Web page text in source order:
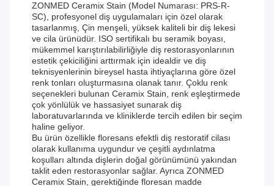
ZONMED Ceramix Stain (Model Numarası: PRS-R-
SC), profesyonel diş uygulamaları için özel olarak
tasarlanmış, Çin menşeli, yüksek kaliteli bir diş lekesi
ve cila ürünüdür. ISO sertifikalı bu seramik boyası,
mükemmel karıştırılabilirliğiyle diş restorasyonlarının
estetik çekiciliğini arttırmak için idealdir ve diş
teknisyenlerinin bireysel hasta ihtiyaçlarına göre özel
renk tonları oluşturmasına olanak tanır. Çoklu renk
seçenekleri bulunan Ceramix Stain, renk eşleştirmede
çok yönlülük ve hassasiyet sunarak diş
laboratuvarlarında ve kliniklerde tercih edilen bir seçim
haline geliyor.
Bu ürün özellikle floresans efektli diş restoratif cilası
olarak kullanıma uygundur ve çeşitli aydınlatma
koşulları altında dişlerin doğal görünümünü yakından
taklit eden restorasyonlar sağlar. Ayrıca ZONMED
Ceramix Stain, gerektiğinde floresan madde